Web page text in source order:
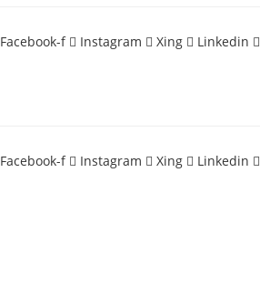
Facebook-f Instagram Xing Linkedin
Facebook-f Instagram Xing Linkedin